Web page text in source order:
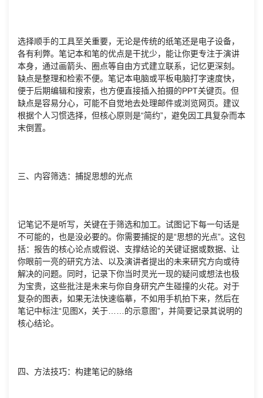
选择顺手的工具至关重要，无论是传统的纸笔还是电子设备，
各有利弊。笔记本和笔的优点是干扰少，能让你更专注于演讲
本身，通过画箭头、圈点等自由方式建立联系，记忆更深刻。
缺点是整理和检索不便。笔记本电脑或平板电脑打字速度快，
便于后期编辑和搜索，也方便直接插入拍摄的PPT关键页。但
缺点是容易分心，可能不自觉地去处理邮件或浏览网页。建议
根据个人习惯选择，但核心原则是“简约”，避免因工具复杂而本
末倒置。
三、内容筛选：捕捉思想的光点
记笔记不是听写，关键在于筛选和加工。试图记下每一句话是
不可能的，也是没必要的。你需要捕捉的是“思想的光点”。这包
括：报告的核心论点或假说、支撑结论的关键证据或数据、让
你眼前一亮的研究方法、以及演讲者提出的未来研究方向或待
解决的问题。同时，记录下你当时灵光一现的疑问或想法也极
为宝贵，这些批注是未来与你自身研究产生碰撞的火花。对于
复杂的图表，如果无法快速临摹，不如用手机拍下来，然后在
笔记中标注“见图X，关于……的示意图”，并简要记录其说明的
核心结论。
四、方法技巧：构建笔记的脉络